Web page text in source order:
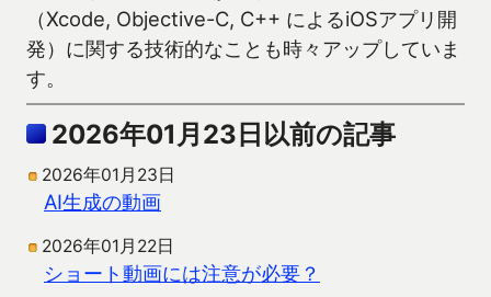
（Xcode, Objective-C, C++ によるiOSアプリ開
発）に関する技術的なことも時々アップしていま
す。
2026年01月23日以前の記事
2026年01月23日
AI生成の動画
2026年01月22日
ショート動画には注意が必要？